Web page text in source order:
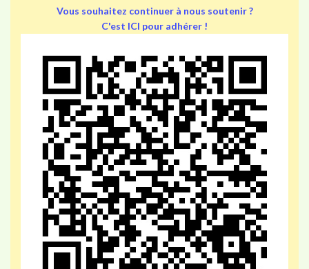
Vous souhaitez continuer à nous soutenir ?
C'est ICI pour adhérer !